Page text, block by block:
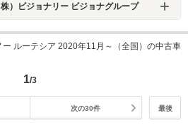
）ビジョナリー ビジョナグループ
ー ルーテシア 2020年11月～（全国）の中古車
1/3
次の30件 最後